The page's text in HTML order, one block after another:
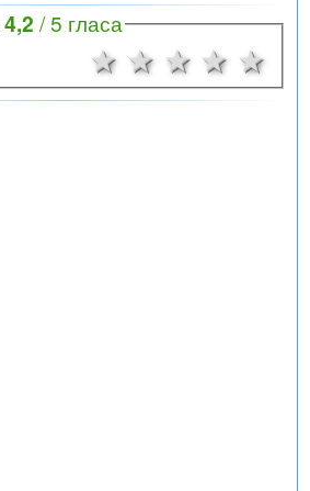
4,2 /5 гласа
4
3
2 звезди
1 звезда